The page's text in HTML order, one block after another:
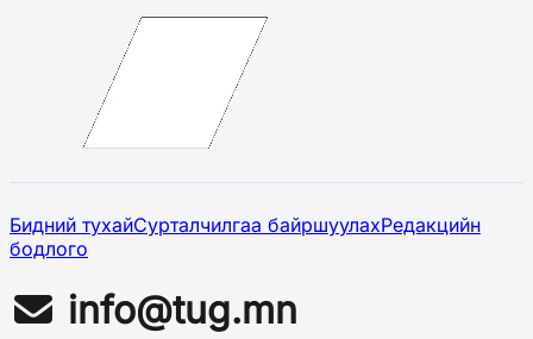
Бидний тухайСурталчилгаа байршуулахРедакцийн
бодлого
info@tug.mn